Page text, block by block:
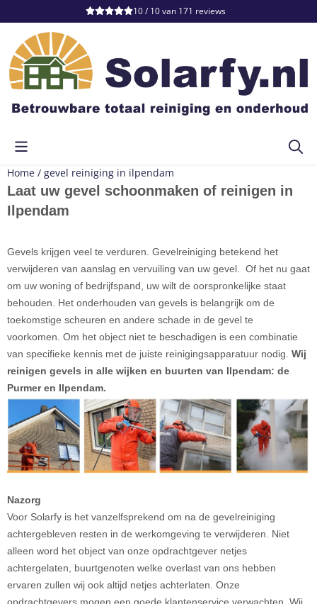
Cookievoorkeuren zijn momenteel gesloten.
10 / 10van 171 reviews
Home / gevel reiniging in ilpendam
Laat uw gevel schoonmaken of reinigen in
Ilpendam
Gevels krijgen veel te verduren. Gevelreiniging betekend het
verwijderen van aanslag en vervuiling van uw gevel. Of het nu gaat
om uw woning of bedrijfspand, uw wilt de oorspronkelijke staat
behouden. Het onderhouden van gevels is belangrijk om de
toekomstige scheuren en andere schade in de gevel te
voorkomen. Om het object niet te beschadigen is een combinatie
van specifieke kennis met de juiste reinigingsapparatuur nodig. Wij
reinigen gevels in alle wijken en buurten van Ilpendam: de
Purmer en Ilpendam.
Nazorg
Voor Solarfy is het vanzelfsprekend om na de gevelreiniging
achtergebleven resten in de werkomgeving te verwijderen. Niet
alleen word het object van onze opdrachtgever netjes
achtergelaten, buurtgenoten welke overlast van ons hebben
ervaren zullen wij ook altijd netjes achterlaten. Onze